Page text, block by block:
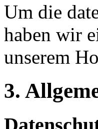
Um die
haben wir
unserem
3.